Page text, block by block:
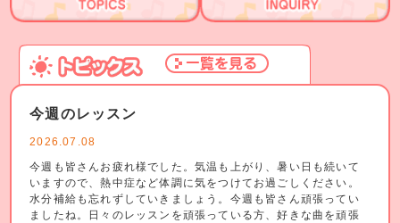
今週のレッスン
2026.07.08
今週も皆さんお疲れ様でした。気温も上がり、暑い日も続いて
いますので、熱中症など体調に気をつけてお過ごしください。
水分補給も忘れずしていきましょう。今週も皆さん頑張ってい
ましたね。日々のレッスンを頑張っている方、好きな曲を頑張